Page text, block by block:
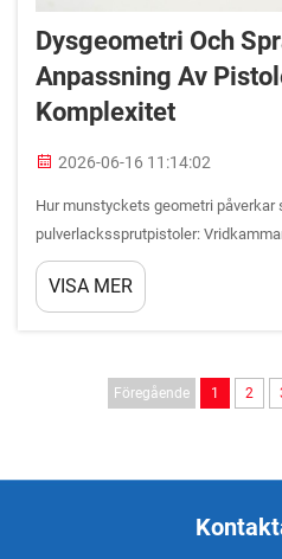
Dysgeometri Och
Anpassning Av
Komplexitet
2026-06-16 11:14:02
Hur munstyckets geometri
pulverlackssprutpistoler:
– effekter av axialt vs. tangentiellt
Vridkammarens konfiguration styr i
VISA MER
Föregående 1 2